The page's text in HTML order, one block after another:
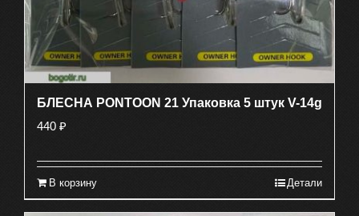
БЛЕСНА PONTOON 21 Упаковка 5 штук V-14g
440 ₽
В корзину Детали